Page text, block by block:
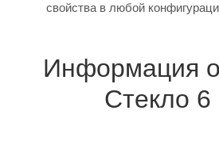
свойства в любой
Информация
Стекло